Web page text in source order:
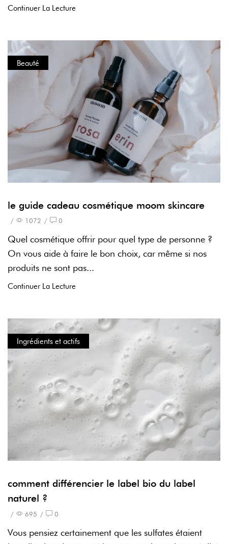
Continuer La Lecture
Beauté
le guide cadeau cosmétique moom skincare
/ 1072 / 0
Quel cosmétique offrir pour quel type de personne ?
On vous aide à faire le bon choix, car même si nos
produits ne sont pas...
Continuer La Lecture
Ingrédients et actifs
comment différencier le label bio du label
naturel ?
/ 695 / 0
Vous pensiez certainement que les sulfates étaient